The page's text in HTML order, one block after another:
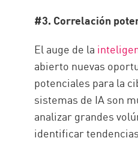
#3. Correlación
El auge de la
abierto nuevas
potenciales para la
sistemas de IA son
analizar grandes
identificar